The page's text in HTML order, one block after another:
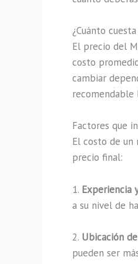
¿Cuánto
El precio del
costo
cambiar
recomendable
Factores que
El costo de un
precio final:
1. Experiencia
a su nivel de
2. Ubicación
pueden ser